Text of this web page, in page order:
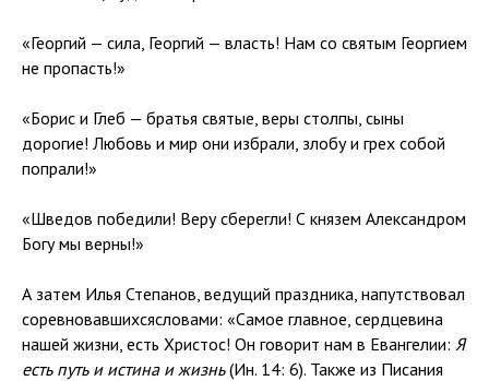
«Георгий — сила, Георгий — власть! Нам со святым Георгием
не пропасть!»
«Борис и Глеб — братья святые, веры столпы, сыны
дорогие! Любовь и мир они избрали, злобу и грех собой
попрали!»
«Шведов победили! Веру сберегли! С князем Александром
Богу мы верны!»
А затем Илья Степанов, ведущий праздника, напутствовал
соревновавшихсясловами: «Самое главное, сердцевина
нашей жизни, есть Христос! Он говорит нам в Евангелии: Я
есть путь и истина и жизнь(Ин. 14: 6). Также из Писания